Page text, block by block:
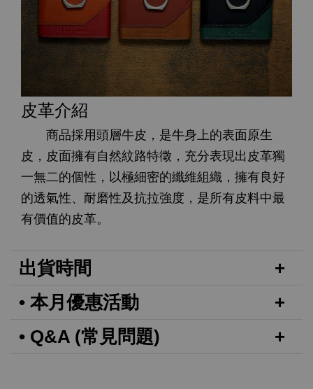
皮革介紹
商品採用頭層牛皮，是牛身上的表面原生
皮，皮面擁有自然紋路特徵，充分表現出皮革獨
一無二的個性，以極細密的纖維組織，擁有良好
的透氣性、耐磨性及抗拉強度，是所有皮料中最
有價值的皮革。
出貨時間
• 本月優惠活動
• Q&A (常見問題)